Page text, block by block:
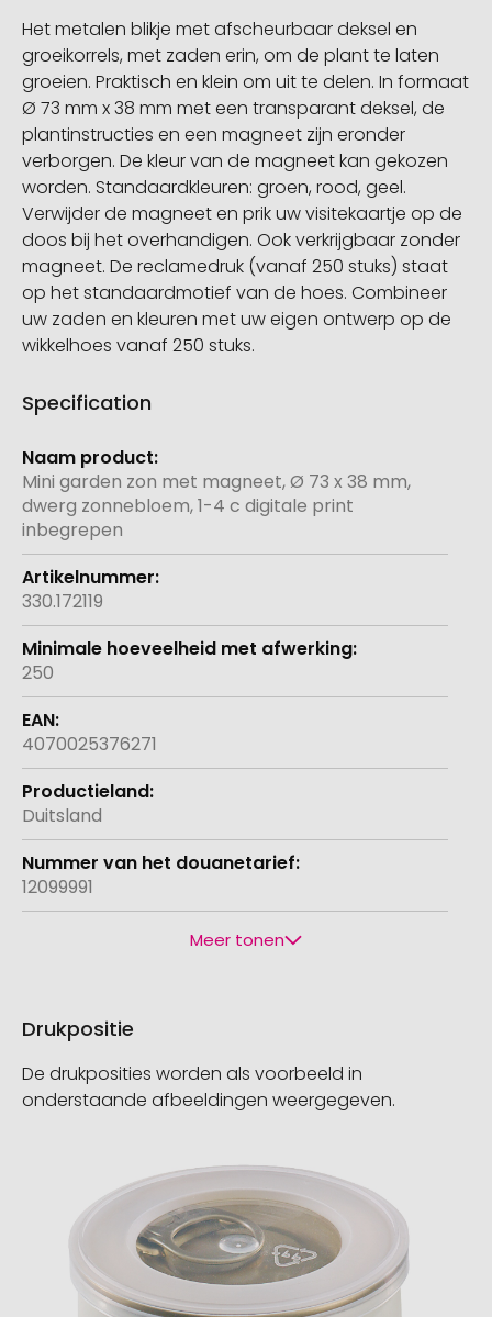
Het metalen blikje met afscheurbaar deksel en
groeikorrels, met zaden erin, om de plant te laten
groeien. Praktisch en klein om uit te delen. In formaat
Ø 73 mm x 38 mm met een transparant deksel, de
plantinstructies en een magneet zijn eronder
verborgen. De kleur van de magneet kan gekozen
worden. Standaardkleuren: groen, rood, geel.
Verwijder de magneet en prik uw visitekaartje op de
doos bij het overhandigen. Ook verkrijgbaar zonder
magneet. De reclamedruk (vanaf 250 stuks) staat
op het standaardmotief van de hoes. Combineer
uw zaden en kleuren met uw eigen ontwerp op de
wikkelhoes vanaf 250 stuks.
Specification
Meer
informatie
Mini garden zon met magneet, Ø 73 x 38 mm,
dwerg zonnebloem, 1-4 c digitale print
inbegrepen
330.172119
250
4070025376271
Duitsland
12099991
Meer tonen
Drukpositie
De drukposities worden als voorbeeld in
onderstaande afbeeldingen weergegeven.